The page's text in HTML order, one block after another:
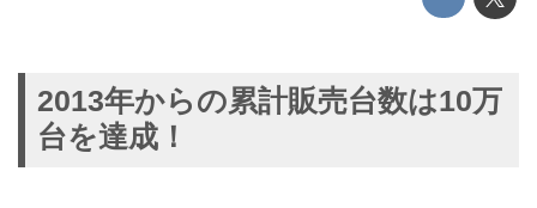
2013年からの累計販売台数は10万
台を達成！